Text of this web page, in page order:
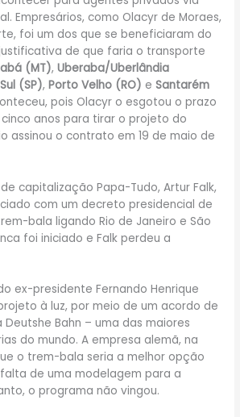
Empresários, como Olacyr de Moraes,
foi um dos que se beneficiaram do
de que faria o transporte
(MT),Uberaba/Uberlândia
(SP),Porto Velho (RO) e Santarém
pois Olacyr o esgotou o prazo
anos para tirar o projeto do
assinou o contrato em 19 de maio de
capitalização Papa-Tudo, Artur Falk,
com um decreto presidencial de
bala ligando Rio de Janeiro e São
foi iniciado e Falk perdeu a
ex-presidente Fernando Henrique
à luz, por meio de um acordo de
Bahn – uma das maiores
do mundo. A empresa alemã, na
o trem-bala seria a melhor opção
de uma modelagem para a
o programa não vingou.